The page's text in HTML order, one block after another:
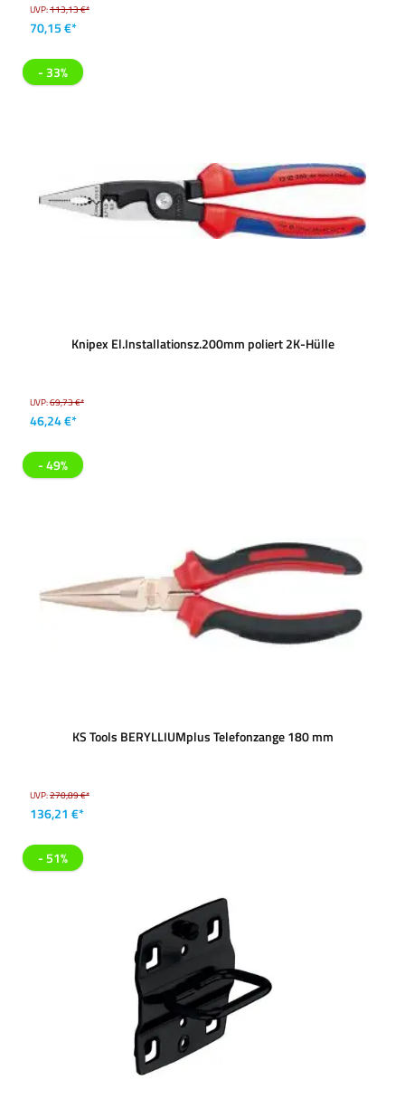
UVP:113,13 €*
70,15 €*
- 33%
Knipex El.Installationsz.200mm poliert 2K-Hülle
UVP:69,73 €*
46,24 €*
- 49%
KS Tools BERYLLIUMplus Telefonzange 180 mm
UVP:270,89 €*
136,21 €*
- 51%